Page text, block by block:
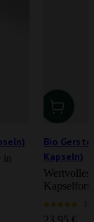
in
Bio
Kapseln)
Wertvolles
Angebot
23,95 €